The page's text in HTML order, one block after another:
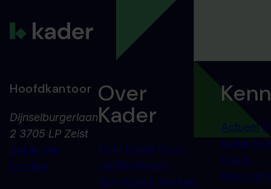
Hoofdkantoor
Dijnselburgerlaan
2 3705 LP Zeist
Bekijk alle
locaties
Over
Kader
Over Kader Onze
certificeringen
Kennisbank Werken
Actueel
kader
Cases